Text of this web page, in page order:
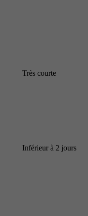
Très courte
Inférieur à 2 jours